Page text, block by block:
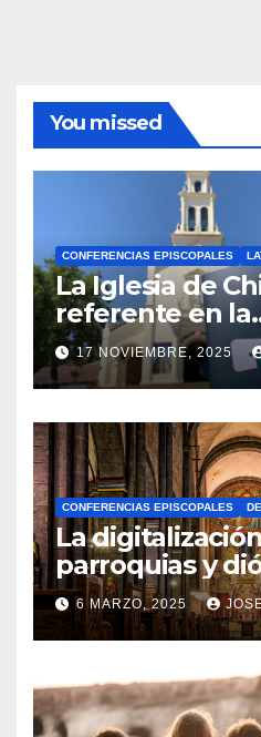
You missed
CONFERENCIAS EPISCOPALES
La Iglesia de
referente en la
gracias a
17 NOVIEMBRE, 2025
CONFERENCIAS EPISCOPALES
La
parroquias y
realidad ya
la Iglesia
6 MARZO, 2025